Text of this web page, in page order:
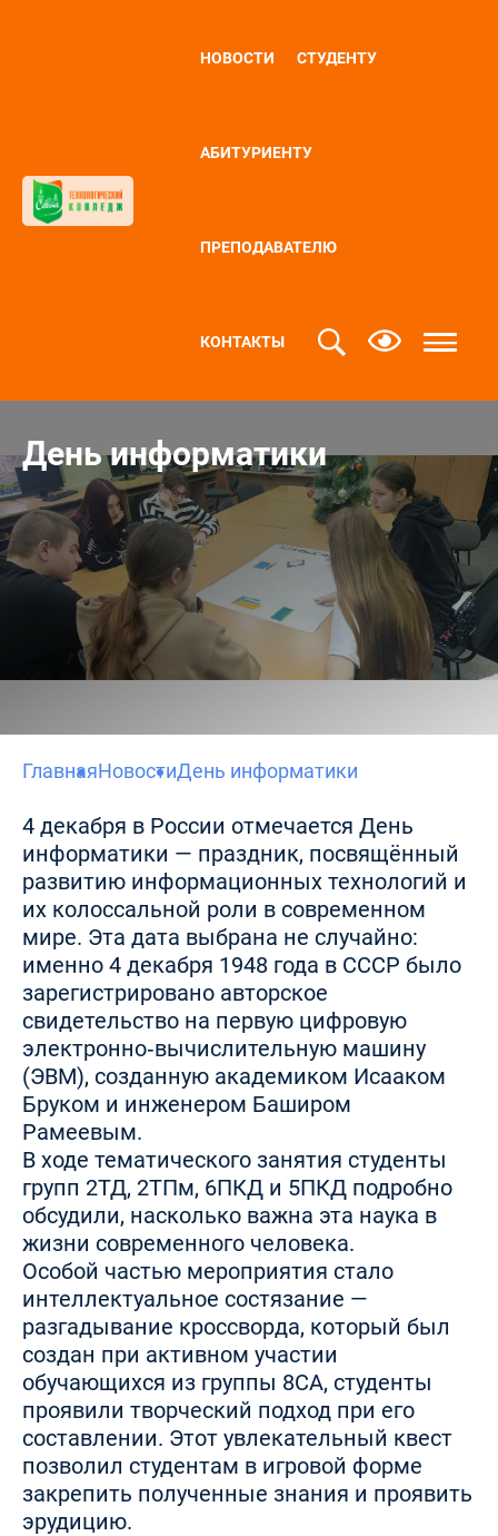
НОВОСТИ СТУДЕНТУ
АБИТУРИЕНТУ
ПРЕПОДАВАТЕЛЮ
КОНТАКТЫ
День информатики
ГлавнаяНовостиДень информатики
4 декабря в России отмечается День
информатики — праздник, посвящённый
развитию информационных технологий и
их колоссальной роли в современном
мире. Эта дата выбрана не случайно:
именно 4 декабря 1948 года в СССР было
зарегистрировано авторское
свидетельство на первую цифровую
электронно‑вычислительную машину
(ЭВМ), созданную академиком Исааком
Бруком и инженером Баширом
Рамеевым.
В ходе тематического занятия студенты
групп 2ТД, 2ТПм, 6ПКД и 5ПКД подробно
обсудили, насколько важна эта наука в
жизни современного человека.
Особой частью мероприятия стало
интеллектуальное состязание —
разгадывание кроссворда, который был
создан при активном участии
обучающихся из группы 8СА, студенты
проявили творческий подход при его
составлении. Этот увлекательный квест
позволил студентам в игровой форме
закрепить полученные знания и проявить
эрудицию.